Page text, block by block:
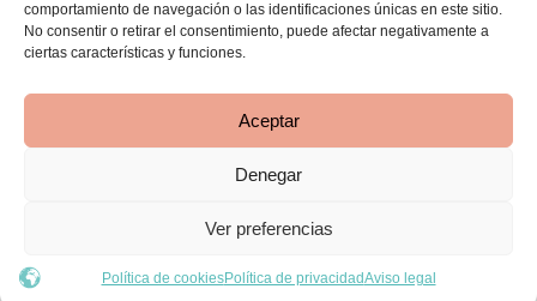
comportamiento de navegación o las identificaciones únicas en este sitio.
No consentir o retirar el consentimiento, puede afectar negativamente a
ciertas características y funciones.
Aceptar
Denegar
Ver preferencias
Política de cookiesPolítica de privacidadAviso legal
Desarrollado porTOOOLS